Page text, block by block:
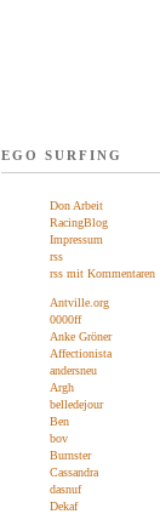
EGO SURFING
Don Arbeit
RacingBlog
Impressum
rss
rss mit Kommentaren
Antville.org
0000ff
Anke Gröner
Affectionista
andersneu
Argh
belledejour
Ben
bov
Burnster
Cassandra
dasnuf
Dekaf